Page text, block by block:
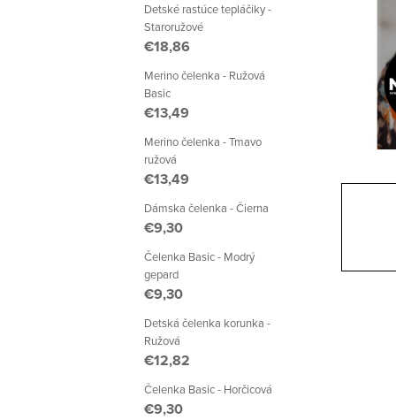
Detské rastúce tepláčiky -
Staroružové
€18,86
Merino čelenka - Ružová
Basic
€13,49
Merino čelenka - Tmavo
ružová
€13,49
Dámska čelenka - Čierna
€9,30
Čelenka Basic - Modrý
gepard
€9,30
Detská čelenka korunka -
Ružová
€12,82
Čelenka Basic - Horčicová
€9,30